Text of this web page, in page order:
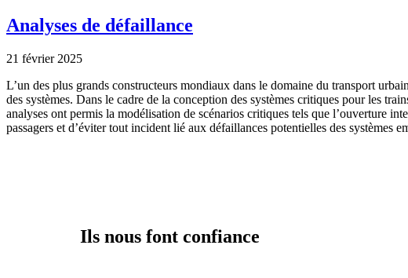
Analyses de défaillance
21 février 2025
L’un des plus grands constructeurs mondiaux dans le domaine du transport
des systèmes. Dans le cadre de la conception des systèmes critiques pour les
analyses ont permis la modélisation de scénarios critiques tels que l’ouverture
passagers et d’éviter tout incident lié aux défaillances potentielles des systèmes
Ils nous font confiance